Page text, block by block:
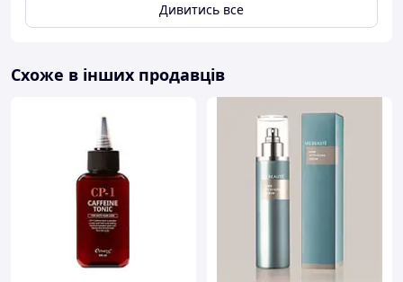
Дивитись все
Схоже в інших продавців